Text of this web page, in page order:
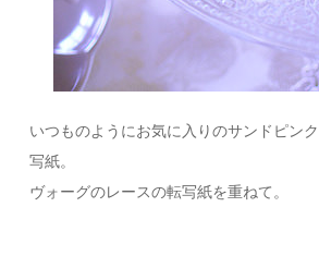
いつものようにお気に入りのサンドピン
写紙。
ヴォーグのレースの転写紙を重ねて。